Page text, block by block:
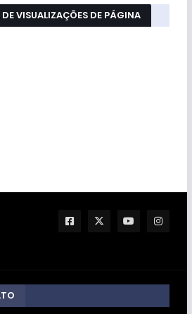
VISUALIZAÇÕES DE PÁGINA